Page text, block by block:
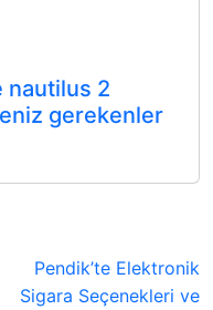
nautilus 2
gerekenler
Pendik’te Elektronik
Sigara Seçenekleri ve